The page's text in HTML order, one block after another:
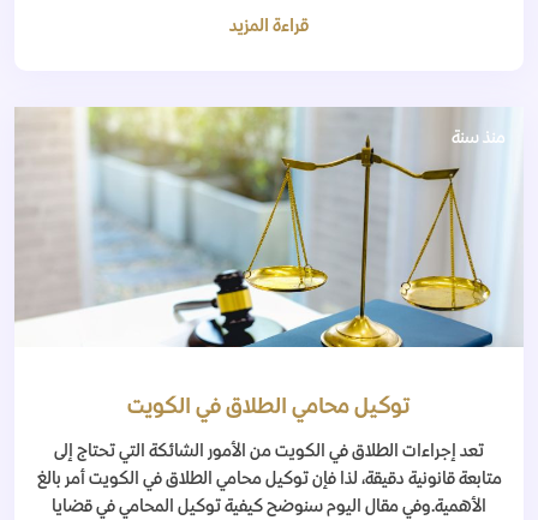
قراءة المزيد
منذ سنة
توكيل محامي الطلاق في الكويت
تعد إجراءات الطلاق في الكويت من الأمور الشائكة التي تحتاج إلى
متابعة قانونية دقيقة، لذا فإن توكيل محامي الطلاق في الكويت أمر بالغ
الأهمية.وفي مقال اليوم سنوضح كيفية توكيل المحامي في قضايا